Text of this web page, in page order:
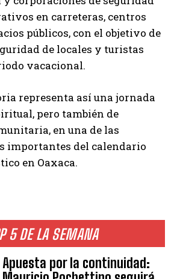
5 DE LA SEMANA
Apuesta por la continuidad:
en carreteras, centros
públicos, con el objetivo de
de locales y turistas
vacacional.
representa así una jornada
pero también de
en una de las
importantes del calendario
en Oaxaca.